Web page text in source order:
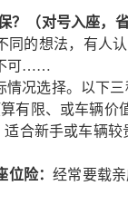
？（对号入座，
同的想法，有人
可……
况选择。以下
有限、或车辆价
适合新手或车辆较
位险：经常要载